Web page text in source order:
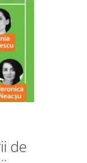
de